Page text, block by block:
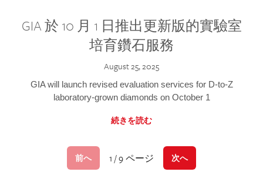
GIA 於 10 月 1 日推出更新版的實驗室
培育鑽石服務
August 25, 2025
GIA will launch revised evaluation services for D-to-Z
laboratory-grown diamonds on October 1
続きを読む
前へ 1 / 9 ページ 次へ